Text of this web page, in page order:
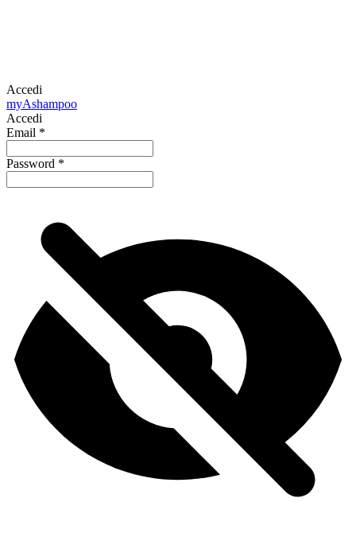
Accedi
myAshampoo
Accedi
Email *
Password *